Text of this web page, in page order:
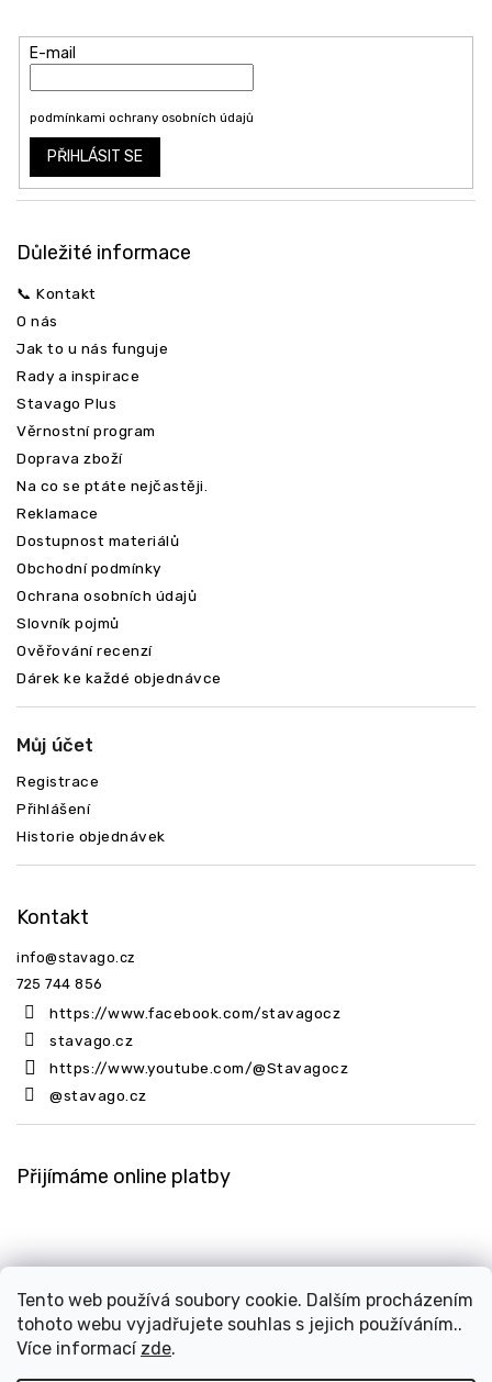
Tento web používá soubory cookie. Dalším procházením
tohoto webu vyjadřujete souhlas s jejich používáním..
Více informací zde.
E-mail
podmínkami ochrany osobních údajů
PŘIHLÁSIT SE
Důležité informace
📞 Kontakt
O nás
Jak to u nás funguje
Rady a inspirace
Stavago Plus
Věrnostní program
Doprava zboží
Na co se ptáte nejčastěji.
Reklamace
Dostupnost materiálů
Obchodní podmínky
Ochrana osobních údajů
Slovník pojmů
Ověřování recenzí
Dárek ke každé objednávce
Můj účet
Registrace
Přihlášení
Historie objednávek
Kontakt
info@stavago.cz
725 744 856
https://www.facebook.com/stavagocz
stavago.cz
https://www.youtube.com/@Stavagocz
@stavago.cz
Přijímáme online platby
Copyright 2026